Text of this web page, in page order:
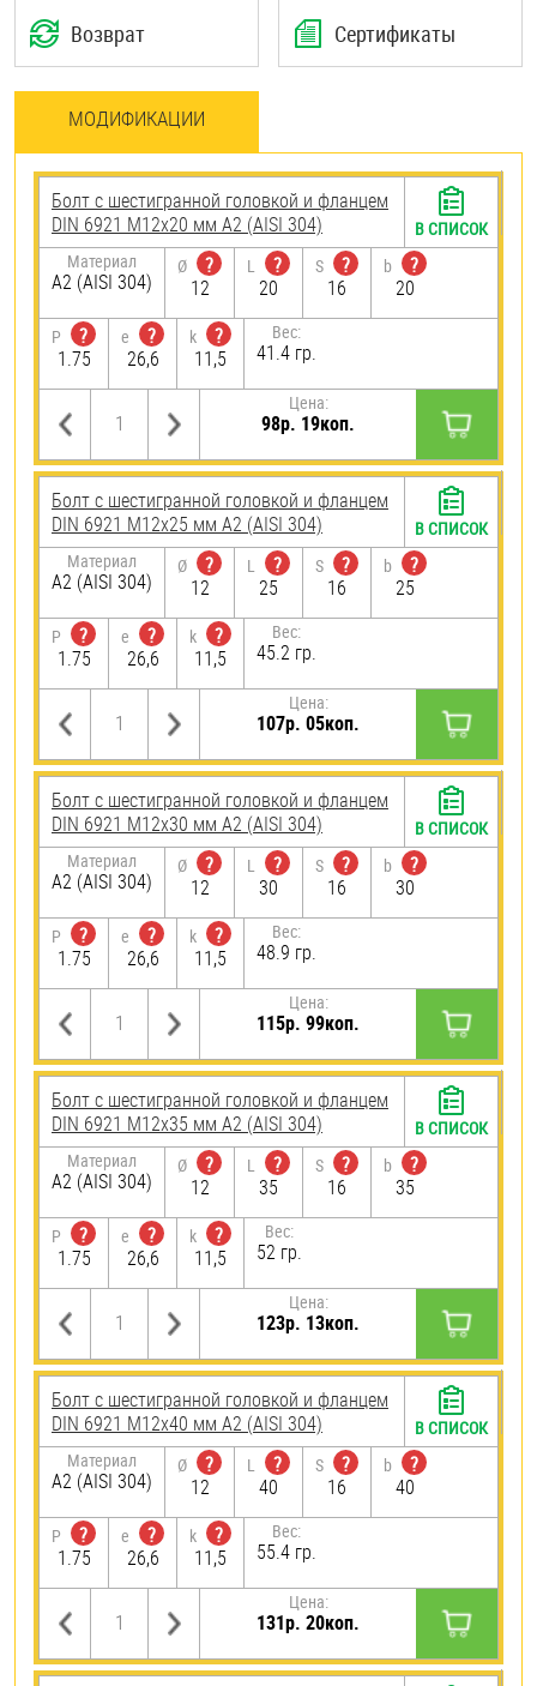
Возврат Сертификаты
МОДИФИКАЦИИ
Болт с шестигранной головкой и фланцем
DIN 6921 М12х20 мм А2 (AISI 304)
Материал
А2 (AISI 304)
Ø
?
12
L
?
20
S
?
16
b
?
20
P
?
1.75
e
?
26,6
k
?
11,5
Вес:
41.4 гр.
Цена:
98р. 19коп.
В СПИСОК
Болт с шестигранной головкой и фланцем
DIN 6921 М12х25 мм А2 (AISI 304)
Материал
А2 (AISI 304)
Ø
?
12
L
?
25
S
?
16
b
?
25
P
?
1.75
e
?
26,6
k
?
11,5
Вес:
45.2 гр.
Цена:
107р. 05коп.
В СПИСОК
Болт с шестигранной головкой и фланцем
DIN 6921 М12х30 мм А2 (AISI 304)
Материал
А2 (AISI 304)
Ø
?
12
L
?
30
S
?
16
b
?
30
P
?
1.75
e
?
26,6
k
?
11,5
Вес:
48.9 гр.
Цена:
115р. 99коп.
В СПИСОК
Болт с шестигранной головкой и фланцем
DIN 6921 М12х35 мм А2 (AISI 304)
Материал
А2 (AISI 304)
Ø
?
12
L
?
35
S
?
16
b
?
35
P
?
1.75
e
?
26,6
k
?
11,5
Вес:
52 гр.
Цена:
123р. 13коп.
В СПИСОК
Болт с шестигранной головкой и фланцем
DIN 6921 М12х40 мм А2 (AISI 304)
Материал
А2 (AISI 304)
Ø
?
12
L
?
40
S
?
16
b
?
40
P
?
1.75
e
?
26,6
k
?
11,5
Вес:
55.4 гр.
Цена:
131р. 20коп.
В СПИСОК